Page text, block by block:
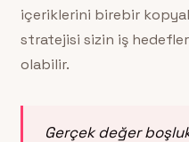
içeriklerini birebir
stratejisi sizin iş
olabilir.
Gerçek değer